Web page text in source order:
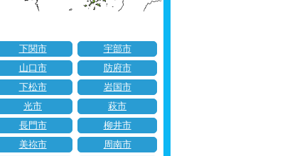
下関市
宇部市
山口市
防府市
下松市
岩国市
光市
萩市
長門市
柳井市
美祢市
周南市